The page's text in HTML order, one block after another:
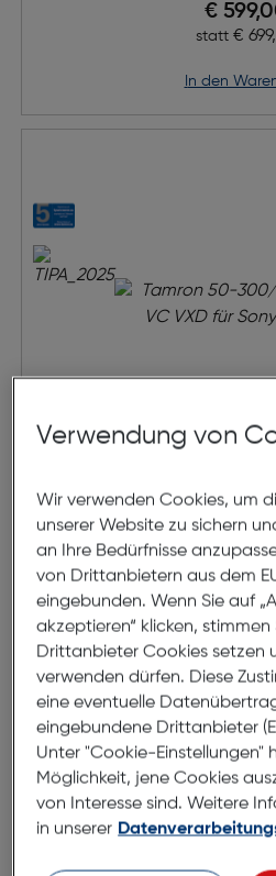
Preis
€
statt €
in den
Tamron 50-300/
VXD für Sony
Preis
€
statt€
in den
Verwendung von
Wir verwenden Cookies, um
unserer Website zu sichern
an Ihre Bedürfnisse
von Drittanbietern aus dem
eingebunden. Wenn Sie auf
akzeptieren“ klicken, stimmen
Drittanbieter Cookies setzen
verwenden dürfen. Diese
eine eventuelle
eingebundene Drittanbieter
Unter "Cookie-Einstellungen"
Möglichkeit, jene Cookies
von Interesse sind. Weitere
in unserer